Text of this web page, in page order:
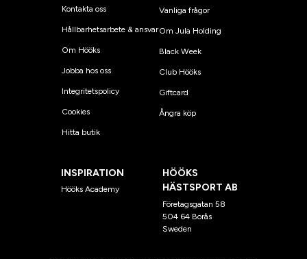
Kontakta oss
Hållbarhetsarbete & ansvar
Om Hööks
Jobba hos oss
Integritetspolicy
Cookies
Hitta butik
Vanliga frågor
Om Jula Holding
Black Week
Club Hööks
Giftcard
Ångra köp
INSPIRATION
Hööks Academy
HÖÖKS
HÄSTSPORT AB
Företagsgatan 58
504 64 Borås
Sweden